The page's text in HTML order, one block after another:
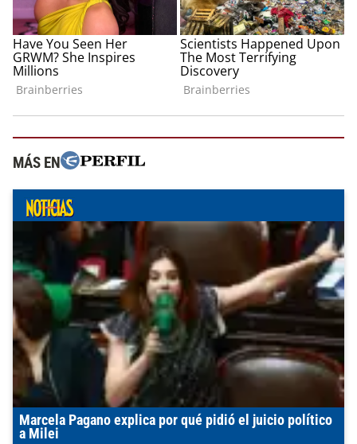
MÁS EN
Marcela Pagano explica por qué pidió el juicio político
a Milei